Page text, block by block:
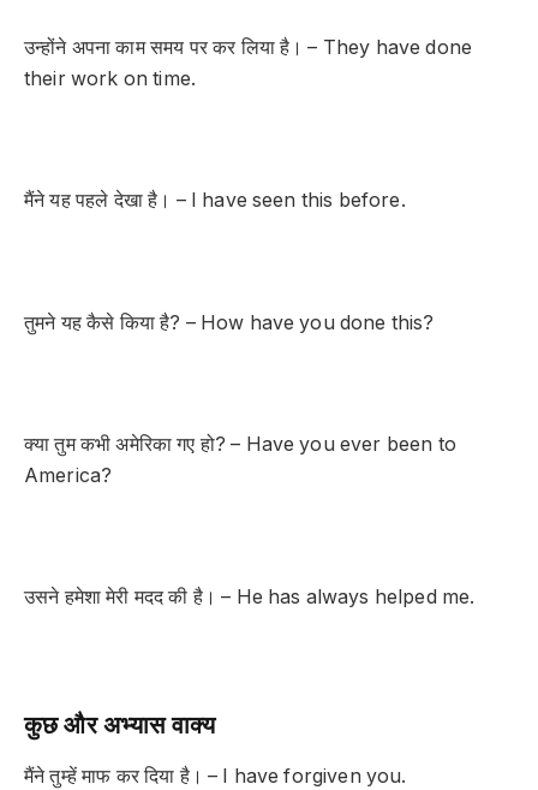
उन्होंने अपना काम समय पर कर लिया है। – They have done
their work on time.
मैंने यह पहले देखा है। – I have seen this before.
तुमने यह कैसे किया है? – How have you done this?
क्या तुम कभी अमेरिका गए हो? – Have you ever been to
America?
उसने हमेशा मेरी मदद की है। – He has always helped me.
कुछ और अभ्यास वाक्य
मैंने तुम्हें माफ कर दिया है। – I have forgiven you.